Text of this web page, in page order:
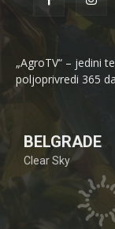
„AgroTV“ – jedini
poljoprivredi 365
BELGRADE
Clear Sky